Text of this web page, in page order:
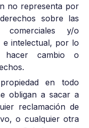
no representa por
sobre las
comerciales y/o
e intelectual, por lo
cambio o
en todo
obligan a sacar a
reclamación de
o cualquier otra